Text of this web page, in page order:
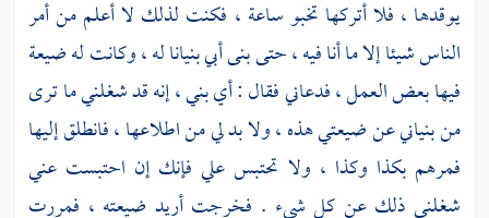
يوقدها ، فلا أتركها تخبو ساعة ، فكنت لذلك لا أعلم من أمر
الناس شيئا إلا ما أنا فيه ، حتى بنى أبي بنيانا له ، وكانت له ضيعة
فيها بعض العمل ، فدعاني فقال : أي بني ، إنه قد شغلني ما ترى
من بنياني عن ضيعتي هذه ، ولا بد لي من اطلاعها ، فانطلق إليها
فمرهم بكذا وكذا ، ولا تحتبس علي فإنك إن احتبست عني
شغلني ذلك عن كل شيء . فخرجت أريد ضيعته ، فمررت